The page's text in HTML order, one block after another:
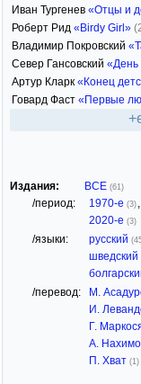
Иван Тургенев «Отцы и
Роберт Рид «Birdy Girl»
Владимир Покровский
Север Гансовский «День
Артур Кларк «Конец
Говард Фаст «Первые
Издания: ВСЕ (61)
/период: 1970-е (3) ,
2020-е (3)
/языки: русский
шведский
/перевод: М.
И.
Г.
А.
П. Хват (1)